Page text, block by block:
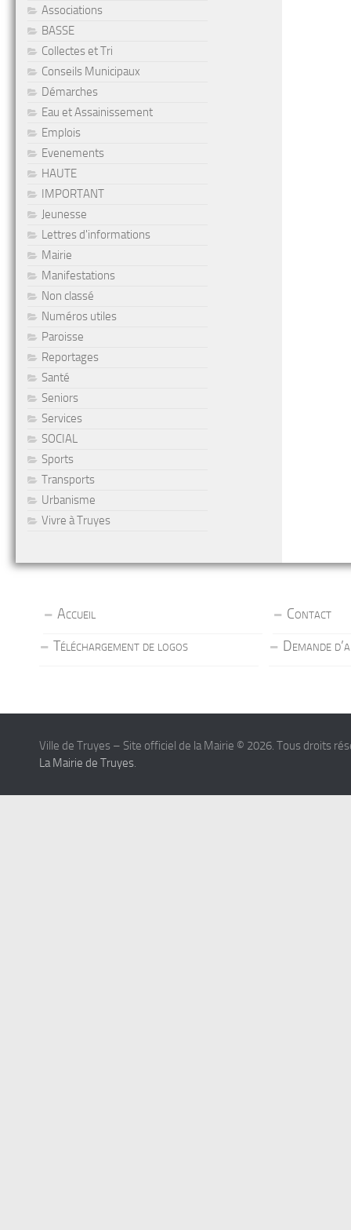
Associations
BASSE
Collectes et Tri
Conseils Municipaux
Démarches
Eau et Assainissement
Emplois
Evenements
HAUTE
IMPORTANT
Jeunesse
Lettres d'informations
Mairie
Manifestations
Non classé
Numéros utiles
Paroisse
Reportages
Santé
Seniors
Services
SOCIAL
Sports
Transports
Urbanisme
Vivre à Truyes
Accueil
Contact
Téléchargement de logos
Demande
Ville de Truyes – Site officiel de la Mairie © 2026. Tous droits
La Mairie de Truyes.